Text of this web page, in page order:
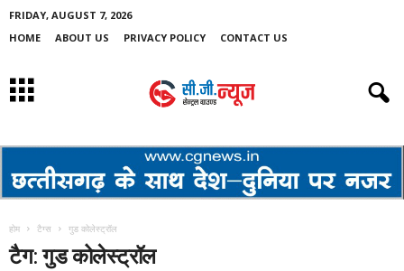
FRIDAY, AUGUST 7, 2026
HOME
ABOUT US PRIVACY POLICY CONTACT US
होम टैग्स गुड कोलेस्ट्रॉल
टैग: गुड कोलेस्ट्रॉल